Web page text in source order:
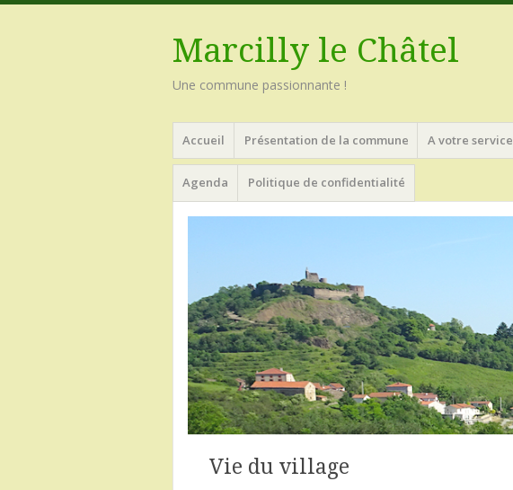
Marcilly le Châtel
Une commune passionnante !
Menu
Aller
au
contenu
principal
Accueil Présentation de la commune A votre service
Agenda Politique de confidentialité
Vie du village